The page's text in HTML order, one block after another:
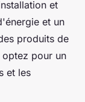
et
et un
produits de
pour un
et les